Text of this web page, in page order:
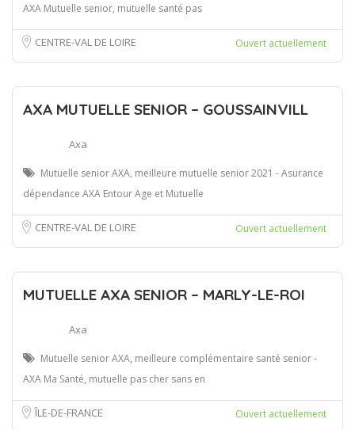
AXA Mutuelle senior, mutuelle santé pas
CENTRE-VAL DE LOIRE Ouvert actuellement
AXA MUTUELLE SENIOR – GOUSSAINVILL
Axa
Mutuelle senior AXA, meilleure mutuelle senior 2021 - Asurance
dépendance AXA Entour Age et Mutuelle
CENTRE-VAL DE LOIRE Ouvert actuellement
MUTUELLE AXA SENIOR – MARLY-LE-ROI
Axa
Mutuelle senior AXA, meilleure complémentaire santé senior -
AXA Ma Santé, mutuelle pas cher sans en
ÎLE-DE-FRANCE Ouvert actuellement